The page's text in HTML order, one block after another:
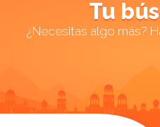
Tu
¿Necesitas algo más?